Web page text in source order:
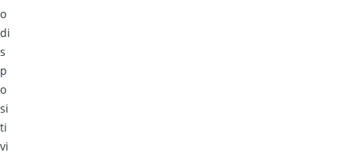
o
di
s
p
o
si
ti
vi